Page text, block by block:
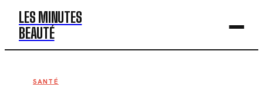
LES MINUTES
BEAUTÉ
BEAUTÉ
SANTÉ